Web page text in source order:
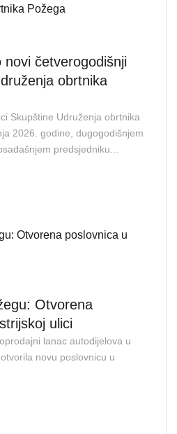
novi četverogodišnji
obrtnika
Skupštine Udruženja obrtnika
2026. godine, dugogodišnjem
predsjedniku...
Otvorena
ulici
lanac autodijelova u
novu poslovnicu u